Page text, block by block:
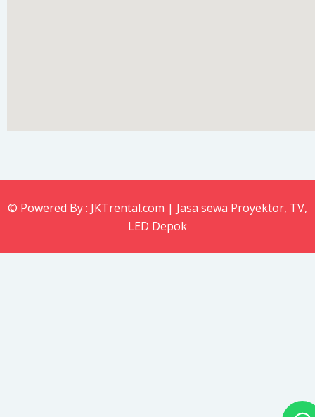
© Powered By : JKTrental.com | Jasa sewa Proyektor, TV,
LED Depok